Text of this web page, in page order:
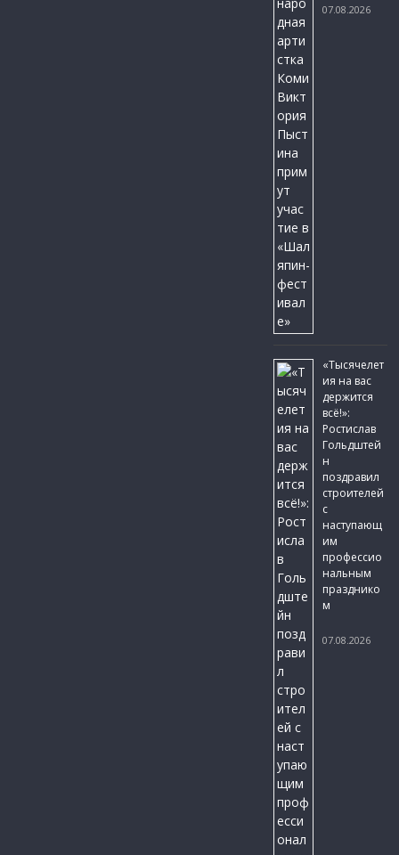
07.08.2026
«Тысячелет
ия на вас
держится
всё!»:
Ростислав
Гольдштей
н
поздравил
строителей
с
наступающ
им
профессио
нальным
празднико
м
07.08.2026